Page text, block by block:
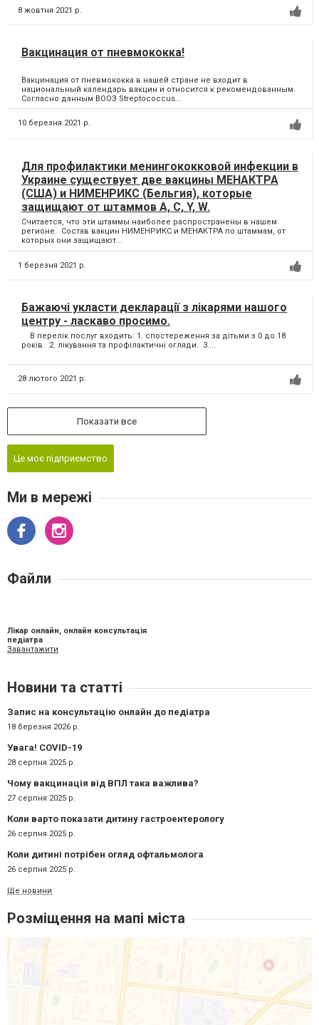
8 жовтня 2021 р.
Вакцинация от пневмококка!
Вакцинация от пневмококка в нашей стране не входит в
национальный календарь вакцин и относится к рекомендованным.
Согласно данным ВООЗ Streptococcus...
10 березня 2021 р.
Для профилактики менингококковой инфекции в
Украине существует две вакцины МЕНАКТРА
(США) и НИМЕНРИКС (Бельгия), которые
защищают от штаммов A, C, Y, W.
Считается, что эти штаммы наиболее распространены в нашем
регионе. Состав вакцин НИМЕНРИКС и МЕНАКТРА по штаммам, от
которых они защищают...
1 березня 2021 р.
Бажаючі укласти декларації з лікарями нашого
центру - ласкаво просимо.
В перелік послуг входить: 1. спостереження за дітьми з 0 до 18
років. 2. лікування та профілактичні огляди. 3....
28 лютого 2021 р.
Показати все
Це моє підприємство
Ми в мережі
Файли
Лікар онлайн, онлайн консультація
педіатра
Завантажити
Новини та статті
Запис на консультацію онлайн до педіатра
18 березня 2026 р.
Увага! COVID-19
28 серпня 2025 р.
Чому вакцинація від ВПЛ така важлива?
27 серпня 2025 р.
Коли варто показати дитину гастроентерологу
26 серпня 2025 р.
Коли дитині потрібен огляд офтальмолога
26 серпня 2025 р.
Ще новини
Розміщення на мапі міста